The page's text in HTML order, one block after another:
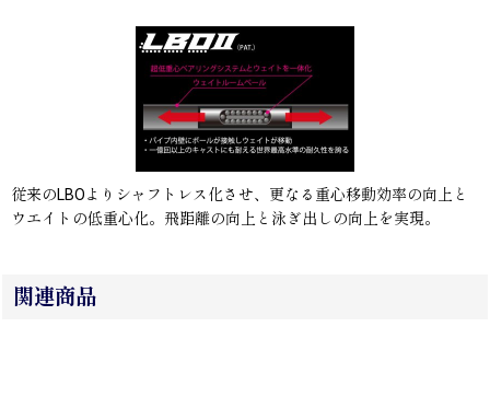
従来のLBOよりシャフトレス化させ、更なる重心移動効率の向上と
ウエイトの低重心化。飛距離の向上と泳ぎ出しの向上を実現。
関連商品